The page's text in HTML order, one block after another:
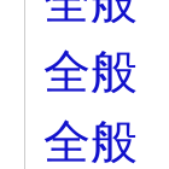
全般
全般